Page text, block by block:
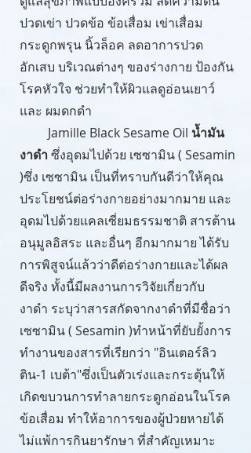
ปวดเข่า ปวดข้อ ข้อเสื่อม เข่าเสื่อม
กระดูกพรุน นิ้วล็อค ลดอาการปวด
อักเสบ บริเวณต่างๆ ของร่างกาย ป้องกัน
โรคหัวใจ ช่วยทำให้ผิวแลดูอ่อนเยาว์
และ ผมดกดำ
Jamille Black Sesame Oil น้ำมัน
งาดำซึ่งอุดมไปด้วย เซซามิน ( Sesamin
)ซึ่ง เซซามิน เป็นที่ทราบกันดีว่าให้คุณ
ประโยชน์ต่อร่างกายอย่างมากมาย และ
อุดมไปด้วยแคลเซี่ยมธรรมชาติ สารต้าน
อนุมูลอิสระ และอื่นๆ อีกมากมาย ได้รับ
การพิสูจน์แล้วว่าดีต่อร่างกายและได้ผล
ดีจริง ทั้งนี้มีผลงานการวิจัยเกี่ยวกับ
งาดำ ระบุว่าสารสกัดจากงาดำที่มีชื่อว่า
เซซามิน ( Sesamin )ทำหน้าที่ยับยั้งการ
ทำงานของสารที่เรียกว่า "อินเตอร์ลิว
ติน-1 เบต้า"ซึ่งเป็นตัวเร่งและกระตุ้นให้
เกิดขบวนการทำลายกระดูกอ่อนในโรค
ข้อเสื่อม ทำให้อาการของผู้ป่วยหายได้
ไม่แพ้การกินยารักษา ที่สำคัญเหมาะ